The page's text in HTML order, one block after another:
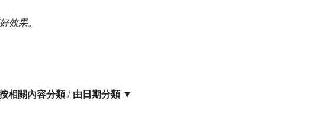
效果。
相關內容分類/ 由日期分類 ▼